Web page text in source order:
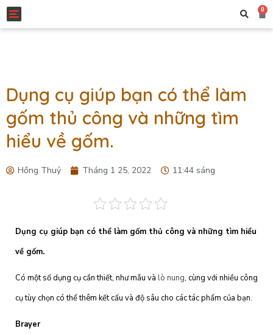
Toggle navigation 0
Dụng cụ giúp bạn có thể làm
gốm thủ công và những tìm
hiểu về gốm.
Hồng Thuỷ Tháng 1 25, 2022 11:44 sáng
Dụng cụ giúp bạn có thể làm gốm thủ công và những tìm hiểu
về gốm.
Có một số dụng cụ cần thiết, như mẫu và lò nung, cùng với nhiều công
cụ tùy chọn có thể thêm kết cấu và độ sâu cho các tác phẩm của bạn.
Brayer